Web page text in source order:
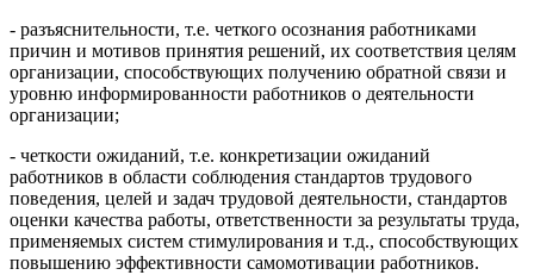
- разъяснительности, т.е. четкого осознания работниками
причин и мотивов принятия решений, их соответствия целям
организации, способствующих получению обратной связи и
уровню информированности работников о деятельности
организации;
- четкости ожиданий, т.е. конкретизации ожиданий
работников в области соблюдения стандартов трудового
поведения, целей и задач трудовой деятельности, стандартов
оценки качества работы, ответственности за результаты труда,
применяемых систем стимулирования и т.д., способствующих
повышению эффективности самомотивации работников.